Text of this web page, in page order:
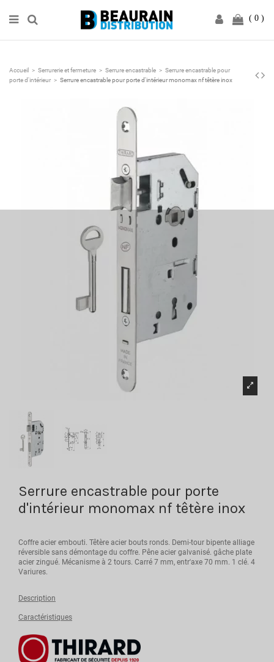
0
Accueil Serrurerie et fermeture Serrure encastrable
Serrure encastrable pour
porte d'intérieur
Serrure encastrable pour porte d'intérieur monomax nf têtère inox
Serrure encastrable pour porte
d'intérieur monomax nf têtère inox
Coffre acier embouti. Têtère acier bouts ronds. Demi-tour bipente alliage
réversible sans démontage du coffre. Pêne acier galvanisé. gâche plate
acier zingué. Mécanisme à 2 tours. Carré 7 mm, entr'axe 70 mm. 1 clé. 4
Variures.
Description
Caractéristiques